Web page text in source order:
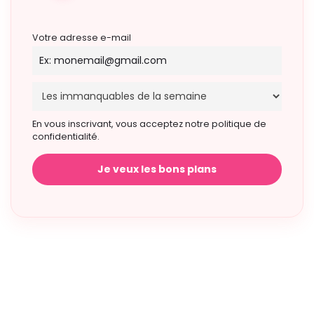
Votre adresse e-mail
En vous inscrivant, vous acceptez notre politique de
confidentialité.